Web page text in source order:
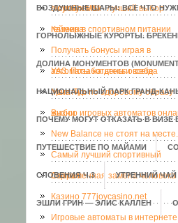
ВОЗДУШНЫЕ ШАРЫ: ВСЕ ЧТО
ГОРНОЛЫЖНЫЕ КУРОРТЫ.
ДОЛИНА МОНУМЕНТОВ (MONUMENT
НАЦИОНАЛЬНЫЙ ПАРК ГРАНД-
ПОЧЕМУ МОГУТ ОТКАЗАТЬ В ВИЗЕ
ПУТЕШЕСТВИЕ ПО МАЙАМИ
СЛОВЕНИЯ Ч.3 УТРЕННИЙ
ЭШЛИ ГРИН — ЭЛИС КАЛЛЕН
о проблемах
Ноутбук MSI - лучший выбор
геймера
Казеин в спортивном питании
Получать бонусы играя в
автоматы на деньги всегда
приятно.
УАЗ. Позаботьтесь о себе
Мега-Тур по здоровому образу
жизни
Выбор игровых автоматов
New Balance не стоят на месте.
Самый лучший спортивный
портал
Современная замена человека
Казино 777joycasino.net
Игровые автоматы в интернете